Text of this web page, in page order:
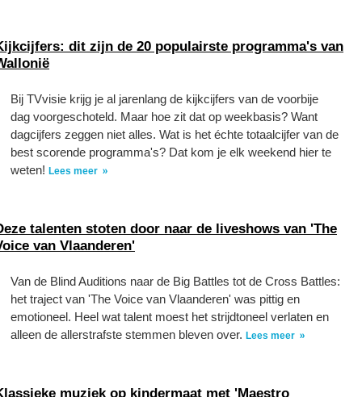
dit zijn de 20 populairste programma's van
Bij TVvisie krijg je al jarenlang de kijkcijfers van de voorbije
dag voorgeschoteld. Maar hoe zit dat op weekbasis? Want
dagcijfers zeggen niet alles. Wat is het échte totaalcijfer van de
best scorende programma's? Dat kom je elk weekend hier te
weten! Lees meer
talenten stoten door naar de liveshows van 'The
van Vlaanderen'
Van de Blind Auditions naar de Big Battles tot de Cross Battles:
het traject van 'The Voice van Vlaanderen' was pittig en
emotioneel. Heel wat talent moest het strijdtoneel verlaten en
alleen de allerstrafste stemmen bleven over. Lees meer
muziek op kindermaat met 'Maestro